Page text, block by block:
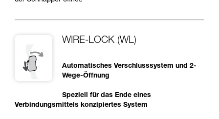
WIRE-LOCK (WL)
Automatisches Verschlusssystem und 2-
Wege-Öffnung
Speziell für das Ende eines
Verbindungsmittels konzipiertes System